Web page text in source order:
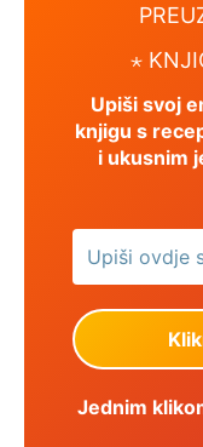
⋆
Upiši svoj
knjigu s
i ukusnim
Jednim